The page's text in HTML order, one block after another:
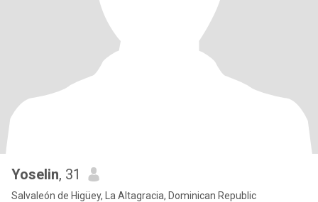
Yoselin, 31
Salvaleón de Higüey, La Altagracia, Dominican Republic